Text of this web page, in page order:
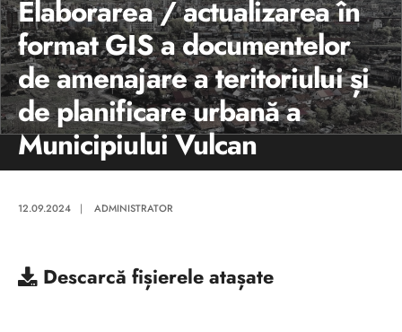
Elaborarea / actualizarea în
format GIS a documentelor
de amenajare a teritoriului și
de planificare urbană a
Municipiului Vulcan
12.09.2024 | ADMINISTRATOR
Descarcă fișierele atașate